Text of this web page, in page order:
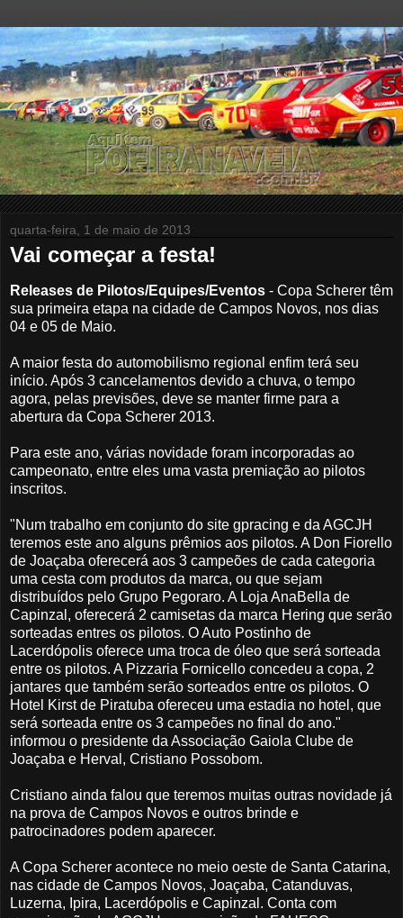
quarta-feira, 1 de maio de 2013
Vai começar a festa!
Releases de Pilotos/Equipes/Eventos - Copa Scherer têm
sua primeira etapa na cidade de Campos Novos, nos dias
04 e 05 de Maio.
A maior festa do automobilismo regional enfim terá seu
início. Após 3 cancelamentos devido a chuva, o tempo
agora, pelas previsões, deve se manter firme para a
abertura da Copa Scherer 2013.
Para este ano, várias novidade foram incorporadas ao
campeonato, entre eles uma vasta premiação ao pilotos
inscritos.
"Num trabalho em conjunto do site gpracing e da AGCJH
teremos este ano alguns prêmios aos pilotos. A Don Fiorello
de Joaçaba oferecerá aos 3 campeões de cada categoria
uma cesta com produtos da marca, ou que sejam
distribuídos pelo Grupo Pegoraro. A Loja AnaBella de
Capinzal, oferecerá 2 camisetas da marca Hering que serão
sorteadas entres os pilotos. O Auto Postinho de
Lacerdópolis oferece uma troca de óleo que será sorteada
entre os pilotos. A Pizzaria Fornicello concedeu a copa, 2
jantares que também serão sorteados entre os pilotos. O
Hotel Kirst de Piratuba ofereceu uma estadia no hotel, que
será sorteada entre os 3 campeões no final do ano."
informou o presidente da Associação Gaiola Clube de
Joaçaba e Herval, Cristiano Possobom.
Cristiano ainda falou que teremos muitas outras novidade já
na prova de Campos Novos e outros brinde e
patrocinadores podem aparecer.
A Copa Scherer acontece no meio oeste de Santa Catarina,
nas cidade de Campos Novos, Joaçaba, Catanduvas,
Luzerna, Ipira, Lacerdópolis e Capinzal. Conta com